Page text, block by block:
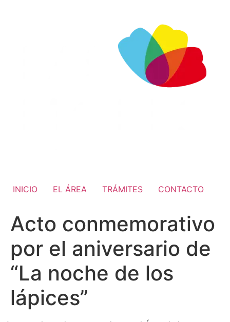
INICIO EL ÁREA TRÁMITES CONTACTO
Acto conmemorativo
por el aniversario de
“La noche de los
lápices”